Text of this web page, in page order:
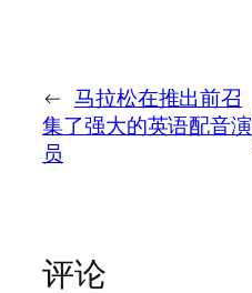
← 马拉松在推出前召
集了强大的英语配音演
员
评论